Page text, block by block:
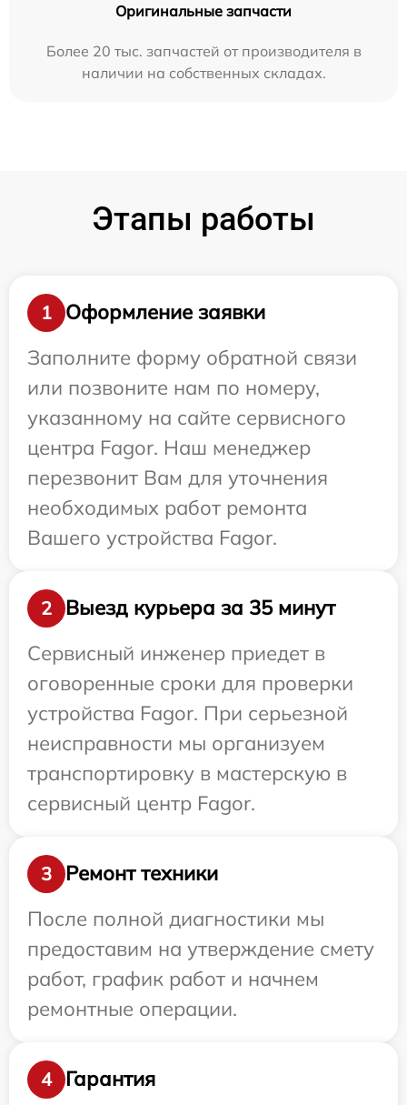
Оригинальные запчасти
Более 20 тыс. запчастей от производителя в
наличии на собственных складах.
Этапы работы
1
Оформление заявки
Заполните форму обратной связи
или позвоните нам по номеру,
указанному на сайте сервисного
центра Fagor. Наш менеджер
перезвонит Вам для уточнения
необходимых работ ремонта
Вашего устройства Fagor.
2
Выезд курьера за 35 минут
Сервисный инженер приедет в
оговоренные сроки для проверки
устройства Fagor. При серьезной
неисправности мы организуем
транспортировку в мастерскую в
сервисный центр Fagor.
3
Ремонт техники
После полной диагностики мы
предоставим на утверждение смету
работ, график работ и начнем
ремонтные операции.
4 Гарантия